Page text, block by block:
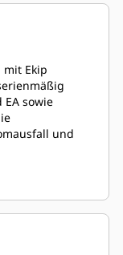
und
mit Ekip
sowie
und